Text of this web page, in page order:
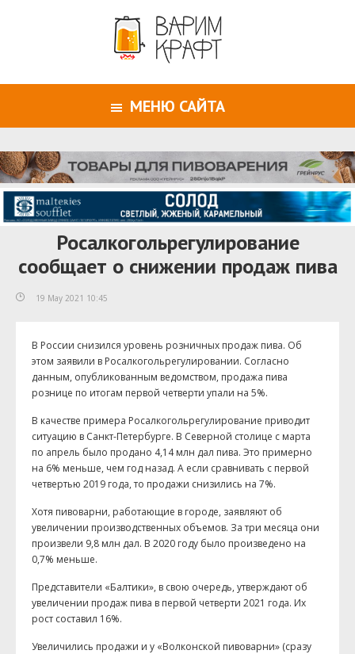
МЕНЮ САЙТА
Росалкогольрегулирование
сообщает о снижении продаж пива
19 May 2021 10:45
В России снизился уровень розничных продаж пива. Об
этом заявили в Росалкогольрегулировании. Согласно
данным, опубликованным ведомством, продажа пива
рознице по итогам первой четверти упали на 5%.
В качестве примера Росалкогольрегулирование приводит
ситуацию в Санкт-Петербурге. В Северной столице с марта
по апрель было продано 4,14 млн дал пива. Это примерно
на 6% меньше, чем год назад. А если сравнивать с первой
четвертью 2019 года, то продажи снизились на 7%.
Хотя пивоварни, работающие в городе, заявляют об
увеличении производственных объемов. За три месяца они
произвели 9,8 млн дал. В 2020 году было произведено на
0,7% меньше.
Представители «Балтики», в свою очередь, утверждают об
увеличении продаж пива в первой четверти 2021 года. Их
рост составил 16%.
Увеличились продажи и у «Волконской пивоварни» (сразу